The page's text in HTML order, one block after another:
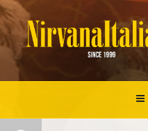
Salta
al
contenuto
NIRVANA